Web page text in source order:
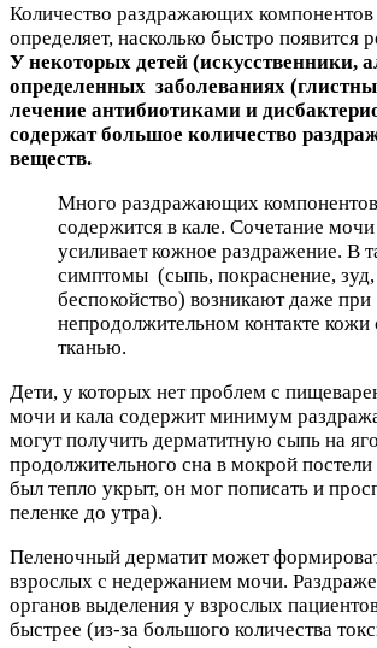
Количество раздражающих
определяет, насколько быстро появится
У некоторых детей (искусственники,
определенных заболеваниях
лечение антибиотиками и
содержат большое количество
веществ.
Много раздражающих компонентов
содержится в кале. Сочетание мочи
усиливает кожное раздражение. В
симптомы (сыпь, покраснение, зуд,
беспокойство) возникают даже при
непродолжительном контакте
тканью.
Дети, у которых нет проблем с
мочи и кала содержит минимум
могут получить дерматитную сыпь на
продолжительного сна в мокрой
был тепло укрыт, он мог пописать и
пеленке до утра).
Пеленочный дерматит может
взрослых с недержанием мочи.
органов выделения у взрослых
быстрее (из-за большого количества